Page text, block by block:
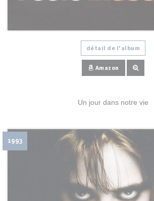
détail de l'album
Amazon
Un jour dans notre vie
1993